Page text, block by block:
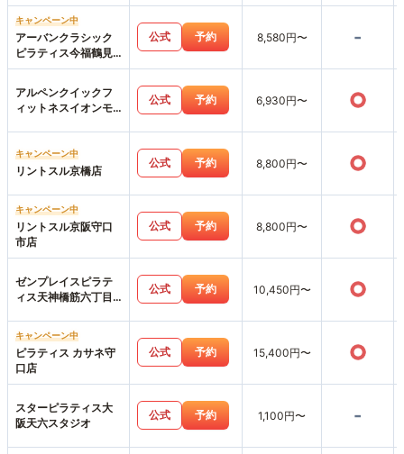
キャンペーン中
アーバンクラシック
ピラティス今福鶴見
店
公式 予約 8,580円〜 -
アルペンクイックフ
ィットネスイオンモ
公式 予約 6,930円〜 ○
キャンペーン中
リントスル京橋店
公式 予約 8,800円〜 ○
キャンペーン中
リントスル京阪守口
市店
公式 予約 8,800円〜 ○
ゼンプレイスピラテ
ィス天神橋筋六丁目
公式 予約 10,450円〜 ○
キャンペーン中
ピラティス カサネ守
口店
公式 予約 15,400円〜 ○
スターピラティス大
阪天六スタジオ
公式 予約 1,100円〜 -